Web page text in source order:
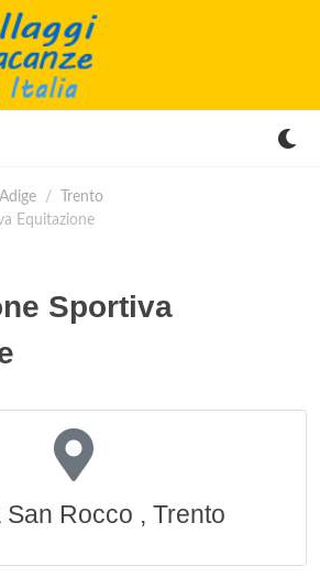
Trento
Equitazione
Sportiva
San Rocco , Trento